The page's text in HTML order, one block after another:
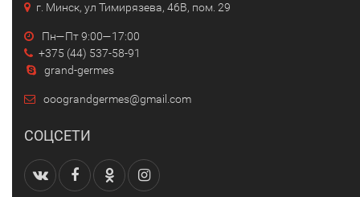
г. Минск, ул Тимирязева, 46В, пом. 29
Пн—Пт 9:00—17:00
+375 (44) 537-58-91
grand-germes
ooograndgermes@gmail.com
СОЦСЕТИ